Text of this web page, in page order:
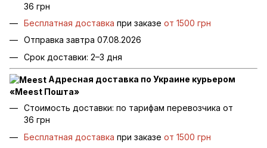
36 грн
Бесплатная доставка при заказе от 1500 грн
Отправка завтра 07.08.2026
Срок доставки: 2–3 дня
Адресная доставка по Украине курьером
«Meest Пошта»
Стоимость доставки: по тарифам перевозчика от
36 грн
Бесплатная доставка при заказе от 1500 грн